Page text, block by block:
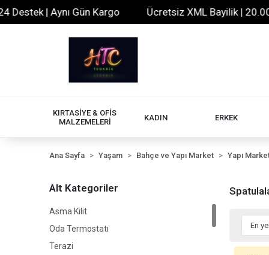
| Aynı Gün Kargo Ücretsiz XML Bayilik |
KIRTASİYE & OFİS
MALZEMELERİ
KADIN ERKEK
Ana Sayfa Yaşam Bahçe ve Yapı Market Yapı
Alt Kategoriler
Asma Kilit
Oda Termostatı
Terazi